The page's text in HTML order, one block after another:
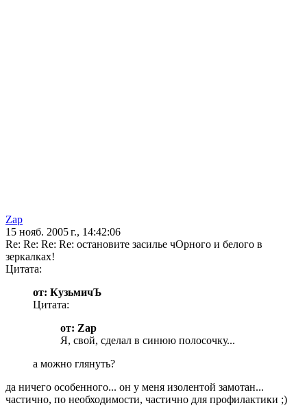
Zap
15 нояб. 2005 г., 14:42:06
Re: Re: Re: Re: остановите засилье чОрного и белого в
зеркалках!
Цитата:
от: КузьмичЪ
Цитата:
от: Zap
Я, свой, сделал в синюю полосочку...
а можно глянуть?
да ничего особенного... он у меня изолентой замотан...
частично, по необходимости, частично для профилактики ;)